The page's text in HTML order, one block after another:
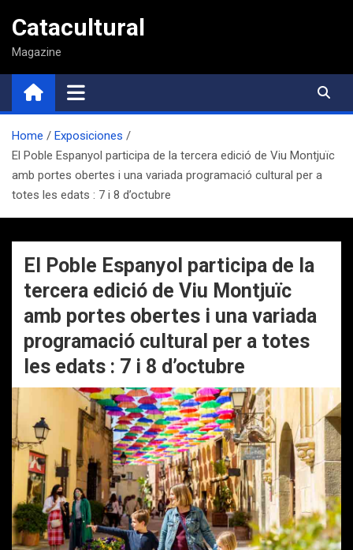
contenido
Catacultural
Magazine
Home
Exposiciones
El Poble Espanyol participa de la tercera edició de Viu Montjuïc
amb portes obertes i una variada programació cultural per a
totes les edats : 7 i 8 d’octubre
El Poble Espanyol participa de la
tercera edició de Viu Montjuïc
amb portes obertes i una variada
programació cultural per a totes
les edats : 7 i 8 d’octubre